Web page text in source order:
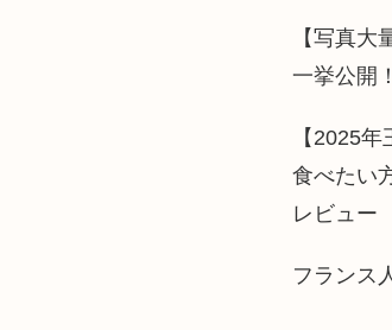
【写真
一挙公開
【2025
食べたい
レビュー
フランス